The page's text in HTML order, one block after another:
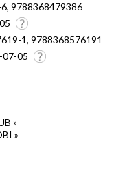
9788368479386
1, 9788368576191
07-05
»
»